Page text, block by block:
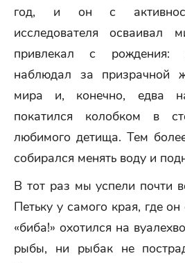
год, и он с
исследователя осваивал
привлекал с
наблюдал за призрачной
мира и, конечно, едва
покатился колобком в
любимого детища. Тем
собирался менять воду и
В тот раз мы успели почти
Петьку у самого края, где
«биба!» охотился на
рыбы, ни рыбак не